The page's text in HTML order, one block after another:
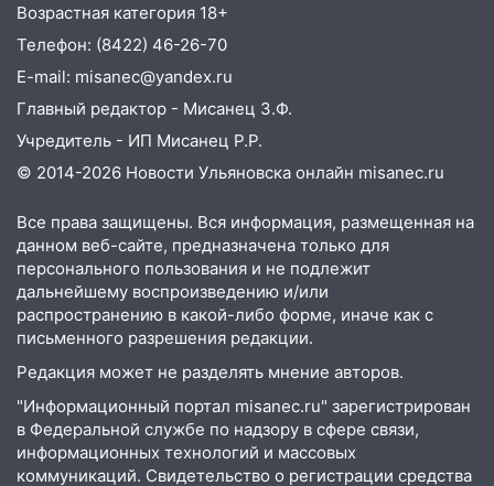
05:50 Пять украденных лошадей и
смертельная драка
05:00 Боль, скованность и старение
дисков: как повседневные привычки
незаметно разрушают наш позвоночник
03:00 День скрытых ловушек и
на 10 августа
09.08.2026
21:58 В Ульяновске около «нового»
моста утопили автомобиль «Вольво»
20:20
области: разгул стихии, поиски
человека на Волге и транспортный
коллапс
19:43 Из-за ураганного ветра упали
Возрастная категория 18+
Телефон: (8422) 46-26-70
E-mail: misanec@yandex.ru
Главный редактор - Мисанец З.Ф.
Учредитель - ИП Мисанец Р.Р.
© 2014-2026 Новости Ульяновска онлайн misanec.ru
Все права защищены. Вся информация, размещенная на
данном веб-сайте, предназначена только для
персонального пользования и не подлежит
дальнейшему воспроизведению и/или
распространению в какой-либо форме, иначе как с
письменного разрешения редакции.
Редакция может не разделять мнение авторов.
"Информационный портал misanec.ru" зарегистрирован
в Федеральной службе по надзору в сфере связи,
информационных технологий и массовых
коммуникаций. Свидетельство о регистрации средства